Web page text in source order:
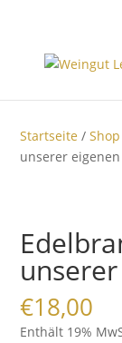
Startseite /Shop
unserer
€18,00
Enthält 19%